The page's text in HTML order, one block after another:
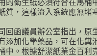
的衛生紙必須符合在馬桶
質，這樣流入系統應無堵
回函議員辦公室指出，原
添加化學藥品，可在化糞
中。根據舒潔紙業金百利